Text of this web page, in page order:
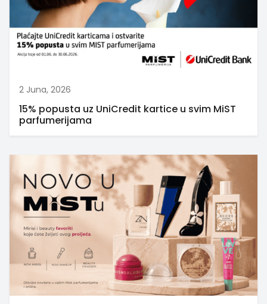
2 Juna, 2026
15% popusta uz UniCredit kartice u svim MiST
parfumerijama